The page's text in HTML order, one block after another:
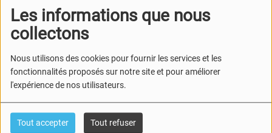
Les informations que nous
collectons
Nous utilisons des cookies pour fournir les services et les
fonctionnalités proposés sur notre site et pour améliorer
l'expérience de nos utilisateurs.
Tout accepter Tout refuser
L'EP (4 titres) est attendu pour ce 27 avril 2024